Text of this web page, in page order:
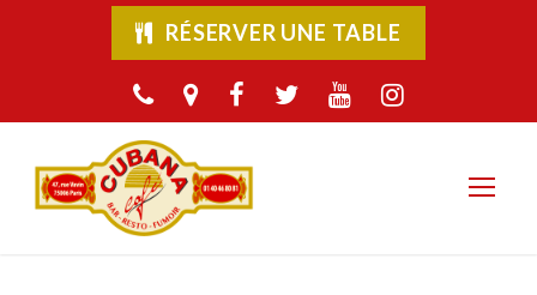
RÉSERVER UNE TABLE